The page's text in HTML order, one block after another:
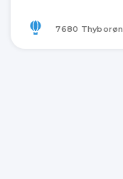
7680 Thyborøn